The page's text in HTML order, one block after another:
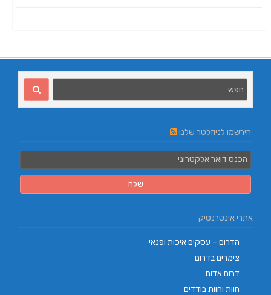
הירשמו לניוזלטר שלנו
אתרי אינטרנטיק
הדרום – עסקים איכות ופנאי
צימרים בדרום
דרום אדום
חוות וחוות בודדים